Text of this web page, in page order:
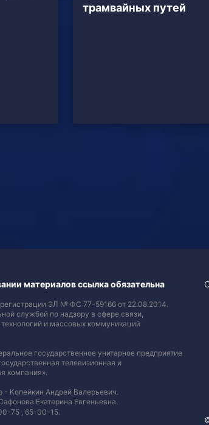
трамвайных путей
материалов ссылка обязательна
ЭЛ № ФС 77-59166 от 22.08.2014.
службой по надзору в сфере связи,
и массовых коммуникаций
государственное унитарное предприятие
телевизионная и
компания».
- Копейкин Андрей Валерьевич.
Екатерина Евгеньевна.
75 , 65-00-15.